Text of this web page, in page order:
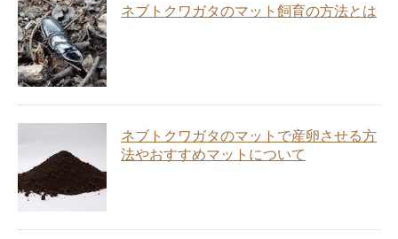
ネブトクワガタのマット飼育の方法とは
ネブトクワガタのマットで産卵させる方
法やおすすめマットについて